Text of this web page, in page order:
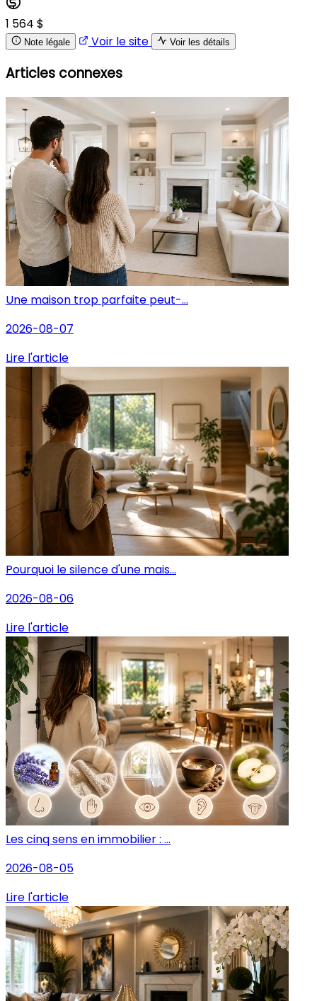
1 564 $
Note légale Voir le site Voir les détails
Articles connexes
Une maison trop parfaite peut-...
2026-08-07
Lire l'article
Pourquoi le silence d'une mais...
2026-08-06
Lire l'article
Les cinq sens en immobilier : ...
2026-08-05
Lire l'article